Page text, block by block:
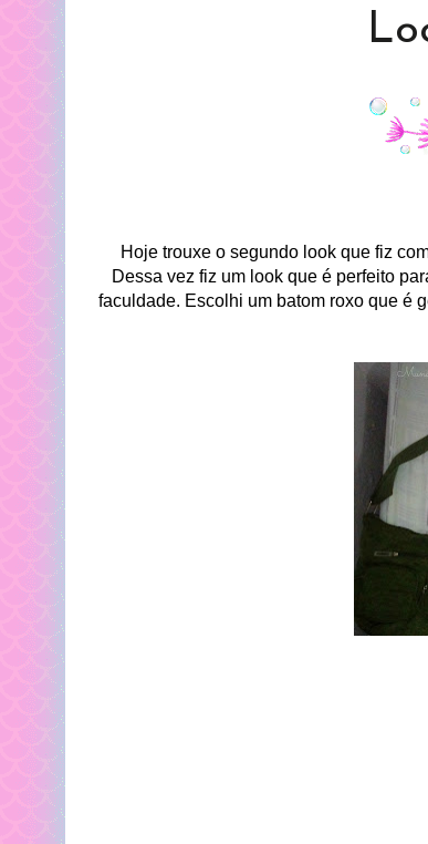
Hoje trouxe o segundo look que fiz
Dessa vez fiz um look que é perfeito
faculdade. Escolhi um batom roxo que é